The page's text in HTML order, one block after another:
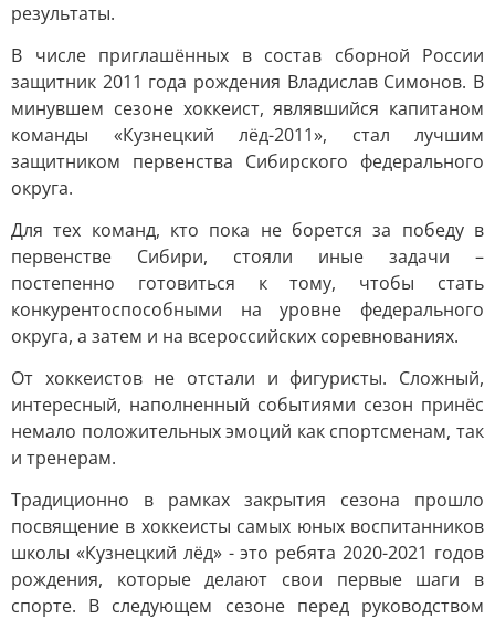
результаты.
В числе приглашённых в состав сборной России
защитник 2011 года рождения Владислав Симонов. В
минувшем сезоне хоккеист, являвшийся капитаном
команды «Кузнецкий лёд-2011», стал лучшим
защитником первенства Сибирского федерального
округа.
Для тех команд, кто пока не борется за победу в
первенстве Сибири, стояли иные задачи –
постепенно готовиться к тому, чтобы стать
конкурентоспособными на уровне федерального
округа, а затем и на всероссийских соревнованиях.
От хоккеистов не отстали и фигуристы. Сложный,
интересный, наполненный событиями сезон принёс
немало положительных эмоций как спортсменам, так
и тренерам.
Традиционно в рамках закрытия сезона прошло
посвящение в хоккеисты самых юных воспитанников
школы «Кузнецкий лёд» - это ребята 2020-2021 годов
рождения, которые делают свои первые шаги в
спорте. В следующем сезоне перед руководством